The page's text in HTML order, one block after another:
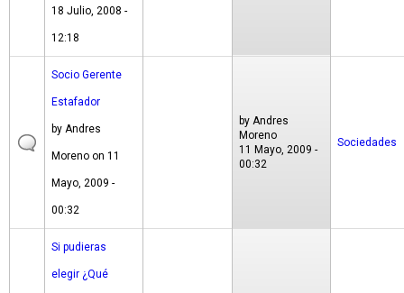
18 Julio, 2008 -
12:18
Socio Gerente
Estafador
by Andres
Moreno on 11
Mayo, 2009 -
00:32
by Andres
Moreno
11 Mayo, 2009 -
00:32
Sociedades
Si pudieras
elegir ¿Qué